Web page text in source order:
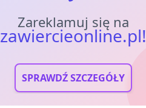
Zareklamuj się na
zawiercieonline.pl!
SPRAWDŹ SZCZEGÓŁY